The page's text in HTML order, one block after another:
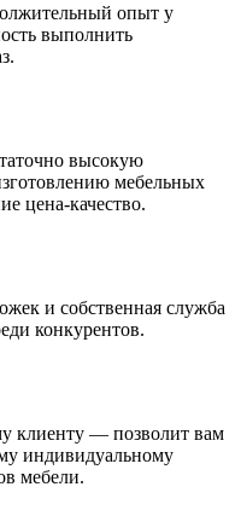
опыт у
выполнить
высокую
мебельных
цена-качество.
и собственная служба
конкурентов.
клиенту — позволит вам
индивидуальному
мебели.